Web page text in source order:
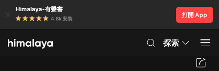
Himalaya-有聲書
4.8k 安裝
打開 App
探索